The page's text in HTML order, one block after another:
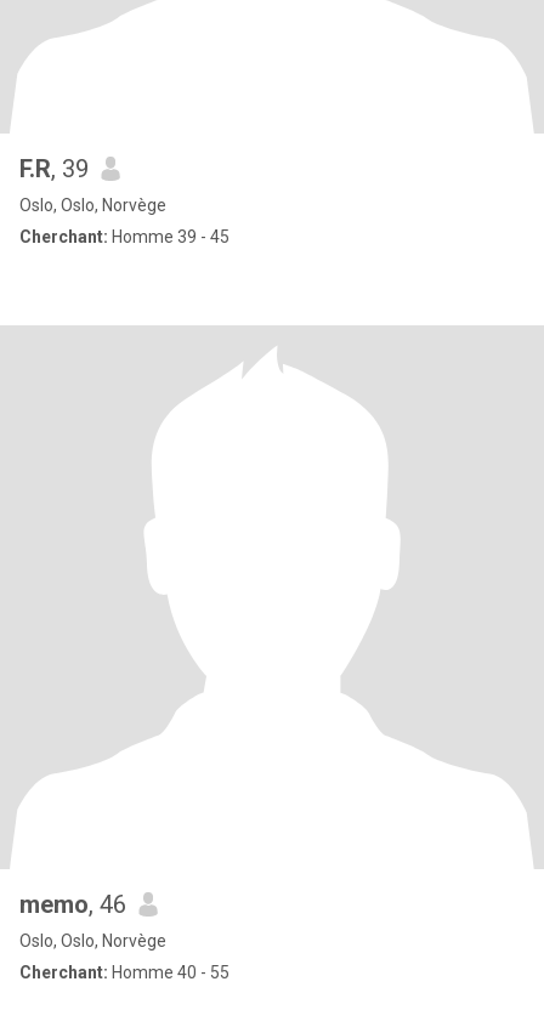
F.R, 39
Oslo, Oslo, Norvège
Cherchant: Homme 39 - 45
memo, 46
Oslo, Oslo, Norvège
Cherchant: Homme 40 - 55